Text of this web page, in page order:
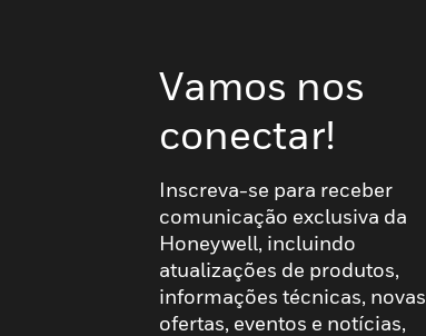
Vamos nos
conectar!
Inscreva-se para receber
comunicação exclusiva da
Honeywell, incluindo
atualizações de produtos,
informações técnicas, novas
ofertas, eventos e notícias,